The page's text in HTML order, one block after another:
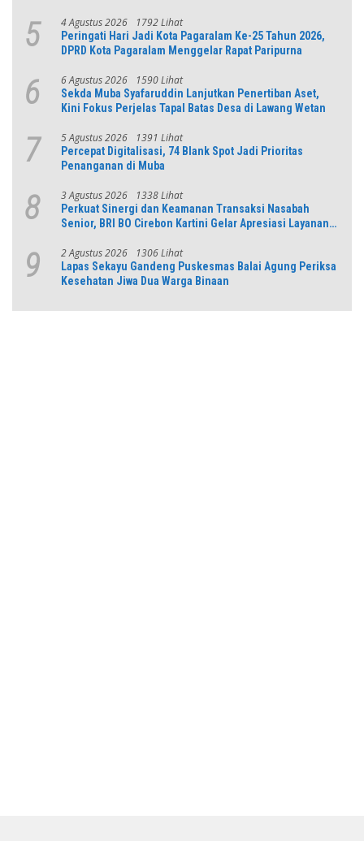
5 4 Agustus 2026 1792 Lihat
Peringati Hari Jadi Kota Pagaralam Ke-25 Tahun 2026,
DPRD Kota Pagaralam Menggelar Rapat Paripurna
6 6 Agustus 2026 1590 Lihat
Sekda Muba Syafaruddin Lanjutkan Penertiban Aset,
Kini Fokus Perjelas Tapal Batas Desa di Lawang Wetan
7 5 Agustus 2026 1391 Lihat
Percepat Digitalisasi, 74 Blank Spot Jadi Prioritas
Penanganan di Muba
8 3 Agustus 2026 1338 Lihat
Perkuat Sinergi dan Keamanan Transaksi Nasabah
Senior, BRI BO Cirebon Kartini Gelar Apresiasi Layanan
9 2 Agustus 2026 1306 Lihat
Lapas Sekayu Gandeng Puskesmas Balai Agung Periksa
Kesehatan Jiwa Dua Warga Binaan